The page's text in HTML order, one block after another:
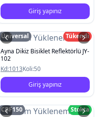
Giriş yapınız
Resim Yüklenemedi
Üniversal
Tükendi
Ayna Dikiz Bisiklet Reflektörlü JY-
102
Kd:1013Koli:50
Giriş yapınız
Resim Yüklenemedi
CBF150
Stokta